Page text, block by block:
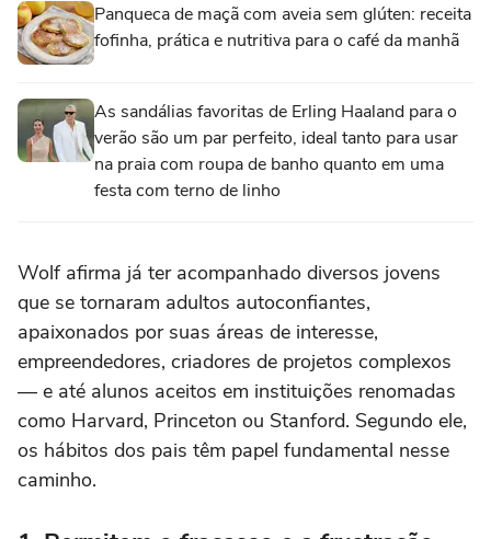
Panqueca de maçã com aveia sem glúten: receita
fofinha, prática e nutritiva para o café da manhã
As sandálias favoritas de Erling Haaland para o
verão são um par perfeito, ideal tanto para usar
na praia com roupa de banho quanto em uma
festa com terno de linho
Wolf afirma já ter acompanhado diversos jovens
que se tornaram adultos autoconfiantes,
apaixonados por suas áreas de interesse,
empreendedores, criadores de projetos complexos
— e até alunos aceitos em instituições renomadas
como Harvard, Princeton ou Stanford. Segundo ele,
os hábitos dos pais têm papel fundamental nesse
caminho.